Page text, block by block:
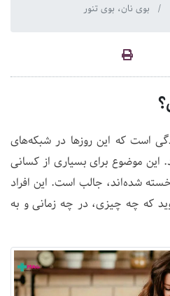
بوی نان، بوی تنور
است که این روزها در شبکه‌های
این موضوع برای بسیاری از کسانی
شده‌اند، جالب است. این افراد
که چه چیزی، در چه زمانی و به